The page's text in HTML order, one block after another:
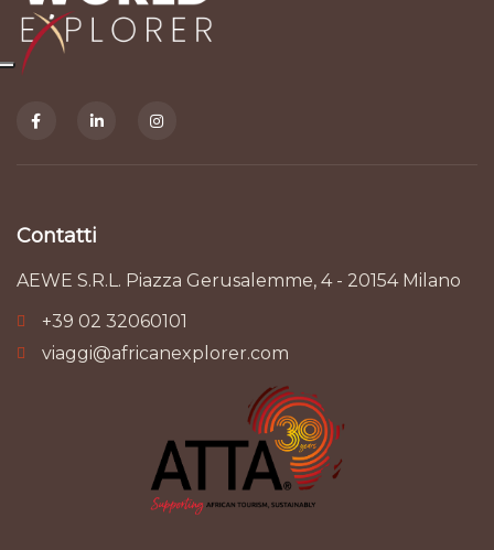
Contatti
AEWE S.R.L. Piazza Gerusalemme, 4 - 20154 Milano
+39 02 32060101
viaggi@africanexplorer.com